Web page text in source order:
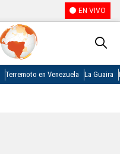
EN VIVO
Terremoto en Venezuela La Guaira